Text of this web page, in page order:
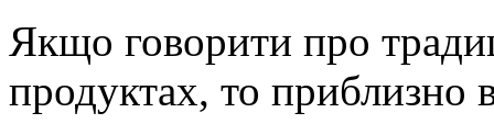
Якщо говорити про
продуктах, то приблизно